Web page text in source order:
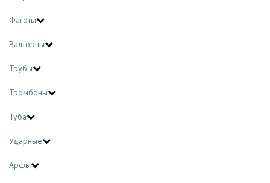
Фаготы
Валторны
Трубы
Тромбоны
Туба
Ударные
Арфы